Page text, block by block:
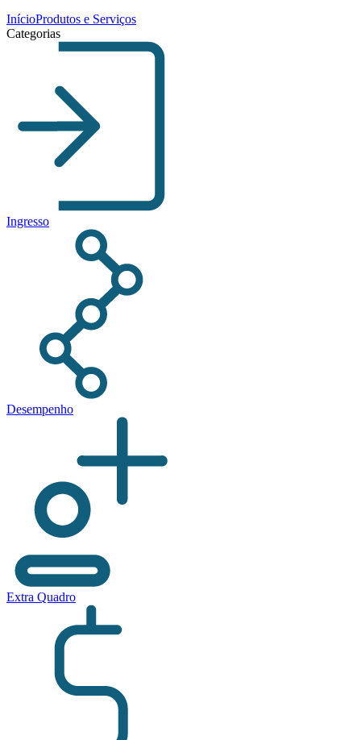
InícioProdutos e Serviços
Categorias
Ingresso
Desempenho
Extra Quadro